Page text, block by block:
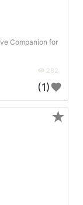
Companion for
282
(1)
★